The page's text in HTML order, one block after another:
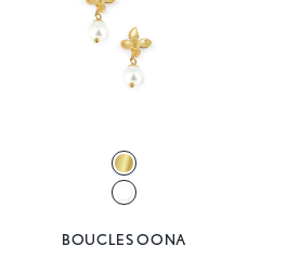
BOUCLES OONA